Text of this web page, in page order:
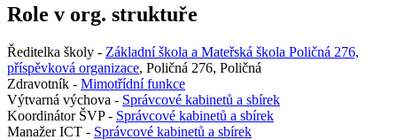
Role v org. struktuře
Ředitelka školy - Základní škola a Mateřská škola Poličná 276,
příspěvková organizace, Poličná 276, Poličná
Zdravotník - Mimotřídní funkce
Výtvarná výchova - Správcové kabinetů a sbírek
Koordinátor ŠVP - Správcové kabinetů a sbírek
Manažer ICT - Správcové kabinetů a sbírek